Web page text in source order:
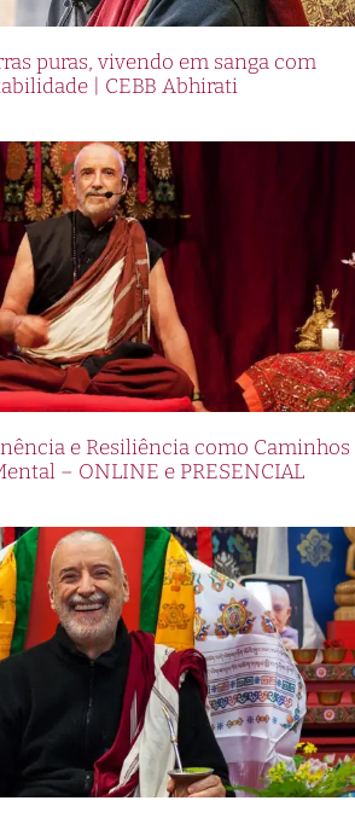
puras, vivendo em sanga com
| CEBB Abhirati
e Resiliência como Caminhos
– ONLINE e PRESENCIAL